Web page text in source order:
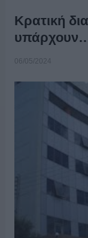
Κρατική
06/05/2024